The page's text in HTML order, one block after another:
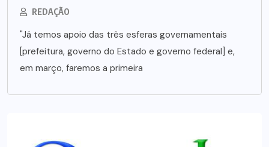
REDAÇÃO
"Já temos apoio das três esferas governamentais
[prefeitura, governo do Estado e governo federal] e,
em março, faremos a primeira